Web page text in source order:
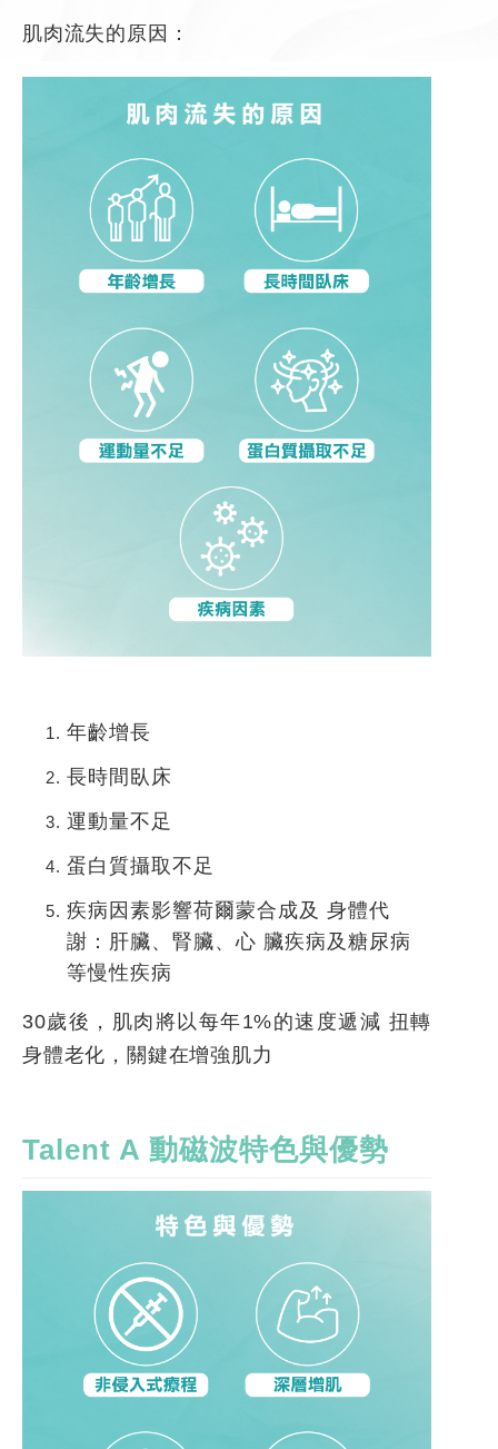
肌肉流失的原因：
年齡增長
長時間臥床
運動量不足
蛋白質攝取不足
疾病因素影響荷爾蒙合成及 身體代
謝：肝臟、腎臟、心 臟疾病及糖尿病
等慢性疾病
30歲後，肌肉將以每年1%的速度遞減 扭轉
身體老化，關鍵在增強肌力
Talent A 動磁波特色與優勢